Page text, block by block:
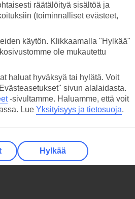
räätälöityä sisältöä ja
(toiminnalliset evästeet,
käytön. Klikkaamalla "Hylkää"
ole mukautettu
haluat hyväksyä tai hylätä. Voit
sivun alalaidasta.
-sivultamme. Haluamme, että voit
Lue Yksityisyys ja tietosuoja.
Hylkää